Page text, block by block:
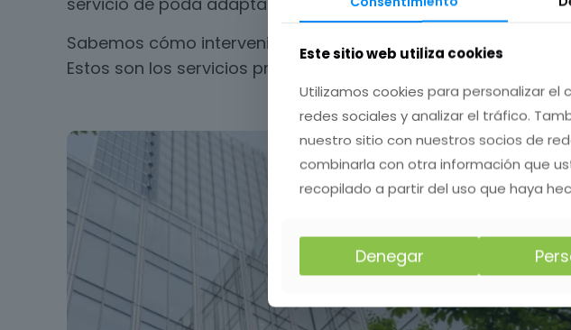
Sabemos cómo intervenir los espacios sin dañar el
Estos son los servicios profesionales que ofrecemos en
Este sitio web utiliza cookies
Utilizamos cookies para personalizar
redes sociales y analizar el tráfico.
nuestro sitio con nuestros socios de
combinarla con otra información que
recopilado a partir del uso que haya
Denegar